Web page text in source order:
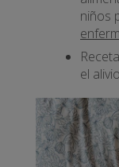
niños
el